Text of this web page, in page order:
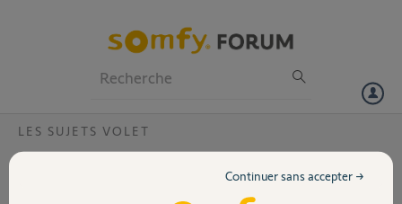
Volet
LES SUJETS VOLET
Branchement moteur oxymores rts
Continuer sans accepter →